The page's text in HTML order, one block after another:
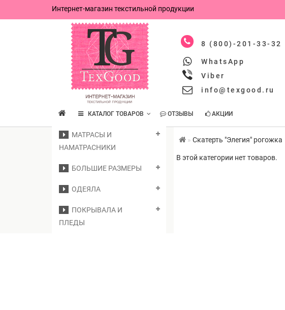
Интернет-магазин текстильной продукции
8 (800)-201-33-32
WhatsApp
Viber
info@texgood.ru
КАТАЛОГ ТОВАРОВ ОТЗЫВЫ АКЦИИ
МАТРАСЫ И
НАМАТРАСНИКИ
БОЛЬШИЕ РАЗМЕРЫ
ОДЕЯЛА
ПОКРЫВАЛА И
ПЛЕДЫ
Скатерть "Элегия" рогожка
В этой категории нет товаров.